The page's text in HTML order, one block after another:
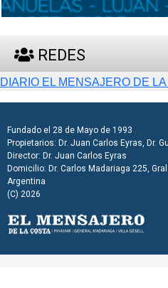
REDES
DIARIO EL MENSAJERO DE
Fundado el 28 de Mayo de 1993
Propietarios: Dr. Juan Carlos Eyras, Dr.
Director: Dr. Juan Carlos Eyras
Domicilio: Dr. Carlos Madariaga 225,
Argentina
(C) 2026